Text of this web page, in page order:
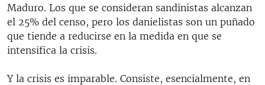
DESINFORMACIÓN RUSA EN AMÉRICA LATINA
LA INVASIÓN DE RUSIA A UCRANIA
Maduro. Los que se consideran sandinistas alcanzan
el 25% del censo, pero los danielistas son un puñado
que tiende a reducirse en la medida en que se
intensifica la crisis.
Y la crisis es imparable. Consiste, esencialmente, en